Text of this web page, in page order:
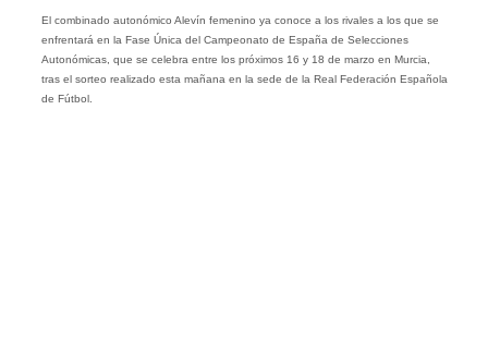
El combinado autonómico Alevín femenino ya conoce a los rivales a los que se
enfrentará en la Fase Única del Campeonato de España de Selecciones
Autonómicas, que se celebra entre los próximos 16 y 18 de marzo en Murcia,
tras el sorteo realizado esta mañana en la sede de la Real Federación Española
de Fútbol.